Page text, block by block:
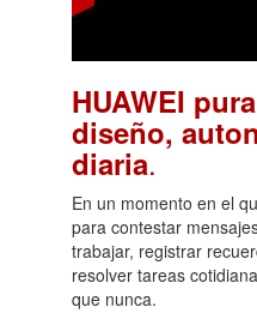
HUAWEI
diseño,
diaria.
En un momento en el
para contestar
trabajar, registrar
resolver tareas
que nunca.